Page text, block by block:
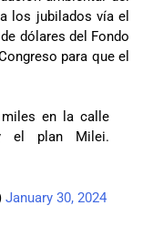
los jubilados vía el
dólares del Fondo
para que el
miles en la calle
el plan Milei.
January 30, 2024